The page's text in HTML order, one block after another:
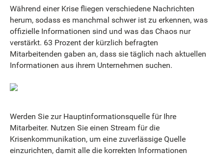
Während einer Krise fliegen verschiedene Nachrichten
herum, sodass es manchmal schwer ist zu erkennen, was
offizielle Informationen sind und was das Chaos nur
verstärkt. 63 Prozent der kürzlich befragten
Mitarbeitenden gaben an, dass sie täglich nach aktuellen
Informationen aus ihrem Unternehmen suchen.
Werden Sie zur Hauptinformationsquelle für Ihre
Mitarbeiter. Nutzen Sie einen Stream für die
Krisenkommunikation, um eine zuverlässige Quelle
einzurichten, damit alle die korrekten Informationen